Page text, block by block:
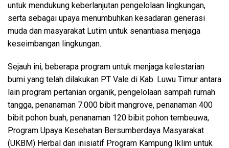
untuk mendukung keberlanjutan pengelolaan lingkungan,
serta sebagai upaya menumbuhkan kesadaran generasi
muda dan masyarakat Lutim untuk senantiasa menjaga
keseimbangan lingkungan.
Sejauh ini, beberapa program untuk menjaga kelestarian
bumi yang telah dilakukan PT Vale di Kab. Luwu Timur antara
lain program pertanian organik, pengelolaan sampah rumah
tangga, penanaman 7.000 bibit mangrove, penanaman 400
bibit pohon buah, penanaman 120 bibit pohon tembeuwa,
Program Upaya Kesehatan Bersumberdaya Masyarakat
(UKBM) Herbal dan inisiatif Program Kampung Iklim untuk